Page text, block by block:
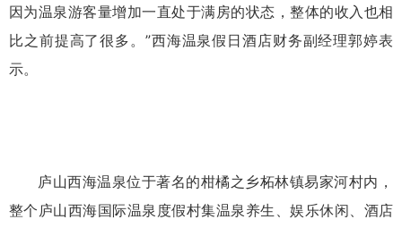
因为温泉游客量增加一直处于满房的状态，整体的收入也相
比之前提高了很多。”西海温泉假日酒店财务副经理郭婷表
示。
庐山西海温泉位于著名的柑橘之乡柘林镇易家河村内，
整个庐山西海国际温泉度假村集温泉养生、娱乐休闲、酒店